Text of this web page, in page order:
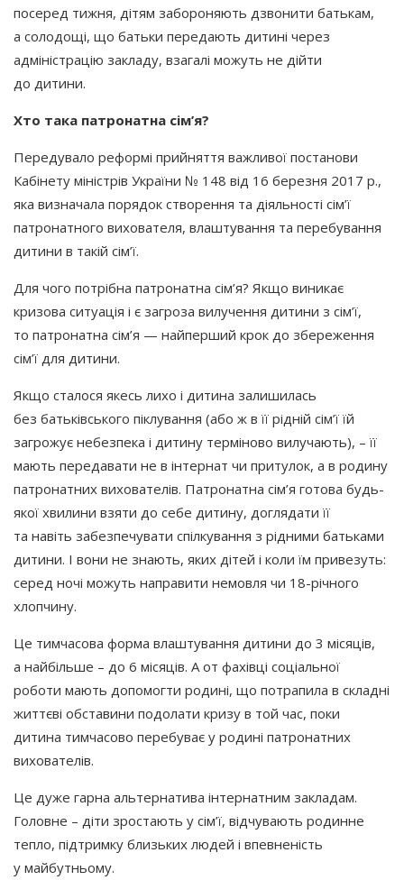
посеред тижня, дітям забороняють дзвонити батькам,
а солодощі, що батьки передають дитині через
адміністрацію закладу, взагалі можуть не дійти
до дитини.
Хто така патронатна сім’я?
Передувало реформі прийняття важливої постанови
Кабінету міністрів України № 148 від 16 березня 2017 р.,
яка визначала порядок створення та діяльності сім’ї
патронатного вихователя, влаштування та перебування
дитини в такій сім’ї.
Для чого потрібна патронатна сім’я? Якщо виникає
кризова ситуація і є загроза вилучення дитини з сім’ї,
то патронатна сім’я — найперший крок до збереження
сім’ї для дитини.
Якщо сталося якесь лихо і дитина залишилась
без батьківського піклування (або ж в її рідній сім’ї їй
загрожує небезпека і дитину терміново вилучають), – її
мають передавати не в інтернат чи притулок, а в родину
патронатних вихователів. Патронатна сім’я готова будь-
якої хвилини взяти до себе дитину, доглядати її
та навіть забезпечувати спілкування з рідними батьками
дитини. І вони не знають, яких дітей і коли їм привезуть:
серед ночі можуть направити немовля чи 18-річного
хлопчину.
Це тимчасова форма влаштування дитини до 3 місяців,
а найбільше – до 6 місяців. А от фахівці соціальної
роботи мають допомогти родині, що потрапила в складні
життєві обставини подолати кризу в той час, поки
дитина тимчасово перебуває у родині патронатних
вихователів.
Це дуже гарна альтернатива інтернатним закладам.
Головне – діти зростають у сім’ї, відчувають родинне
тепло, підтримку близьких людей і впевненість
у майбутньому.